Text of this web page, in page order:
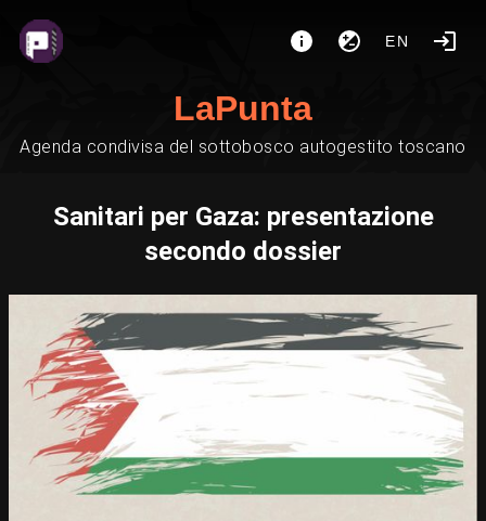
EN
LaPunta
Agenda condivisa del sottobosco autogestito toscano
Sanitari per Gaza: presentazione
secondo dossier